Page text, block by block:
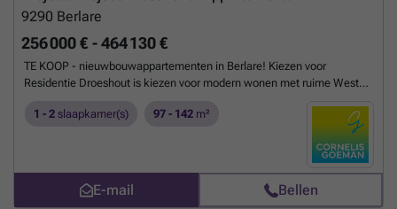
9290 Berlare
256 000 € - 464 130 €
TE KOOP - nieuwbouwappartementen in Berlare! Kiezen voor
Residentie Droeshout is kiezen voor modern wonen met ruime West
fiets/wandelafstand van het centrum en alle winkels/scholen.
Residentie Droeshout biedt energiezuinige nieuwbouwappartementen
met zowel 1 als 2 slaapkamers. Voorkeur voor gelijkvloers met terras
en tuin of liever een appartement op de verdieping? Mogelijkheid tot
aankoop van bovengrondse en/of ondergrondse autostaanplaats en
berging. Aankoop onder 6% btw mogelijk! Contacteer Bernhard ###
1 - 2 slaapkamer(s) 97 - 142 m²
E-mail Bellen